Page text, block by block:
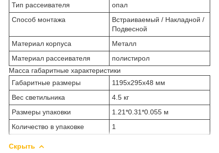
Тип рассеивателя
опал
Способ монтажа
Встраиваемый / Накладной /
Подвесной
Материал корпуса
Металл
Материал рассеивателя
полистирол
Масса габаритные характеристики
Габаритные размеры
1195х295х48 мм
Вес светильника
4.5 кг
Размеры упаковки
1.21*0.31*0.055 м
Количество в упаковке
1
Скрыть